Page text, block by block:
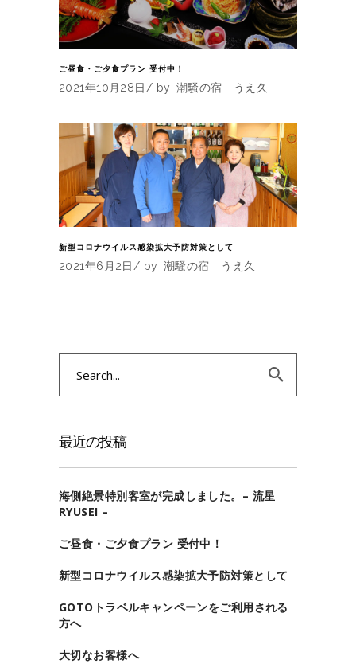
ご昼食・ご夕食プラン 受付中！
2021年10月28日 by 潮騒の宿 うえ久
新型コロナウイルス感染拡大予防対策として
2021年6月2日 by 潮騒の宿 うえ久
最近の投稿
海側絶景特別客室が完成しました。– 流星
RYUSEI –
ご昼食・ご夕食プラン 受付中！
新型コロナウイルス感染拡大予防対策として
GOTOトラベルキャンペーンをご利用される
方へ
大切なお客様へ